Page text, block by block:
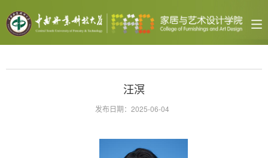
汪溟
发布日期：2025-06-04